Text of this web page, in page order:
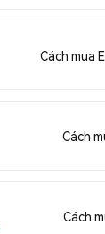
Cách mua
Cách
Cách